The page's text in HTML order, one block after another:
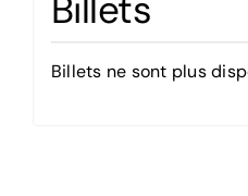
Billets ne sont plus